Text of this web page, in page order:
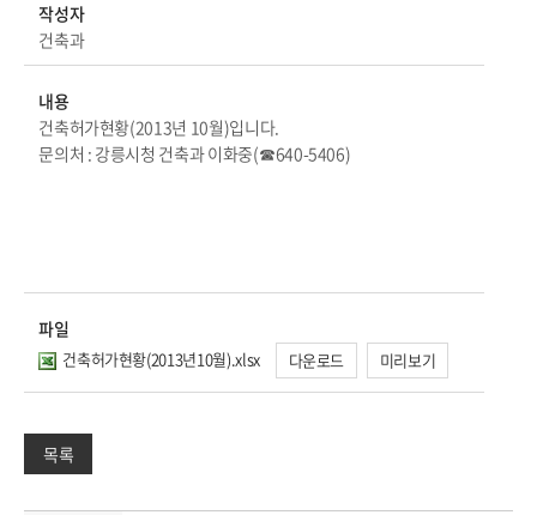
작성자
건축과
내용
건축허가현황(2013년 10월)입니다.
문의처 : 강릉시청 건축과 이화중(☎640-5406)
파일
건축허가현황(2013년10월).xlsx 다운로드 미리보기
목록